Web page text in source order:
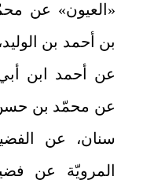
«العيون» عن
بن أحمد بن
عن أحمد ابن أبي
عن محمّد بن حسن
سنان، عن
المرويّة عن